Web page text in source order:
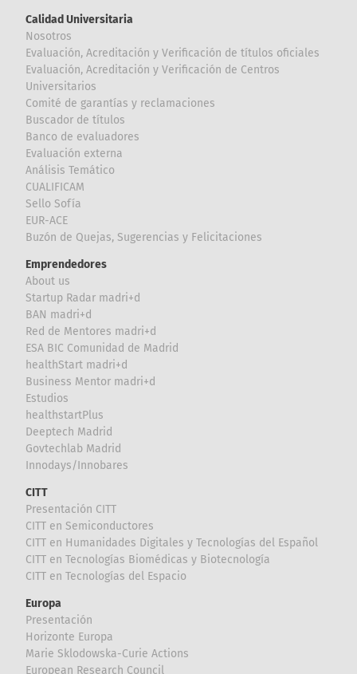
Calidad Universitaria
Nosotros
Evaluación, Acreditación y Verificación de títulos oficiales
Evaluación, Acreditación y Verificación de Centros
Universitarios
Comité de garantías y reclamaciones
Buscador de títulos
Banco de evaluadores
Evaluación externa
Análisis Temático
CUALIFICAM
Sello Sofía
EUR-ACE
Buzón de Quejas, Sugerencias y Felicitaciones
Emprendedores
About us
Startup Radar madri+d
BAN madri+d
Red de Mentores madri+d
ESA BIC Comunidad de Madrid
healthStart madri+d
Business Mentor madri+d
Estudios
healthstartPlus
Deeptech Madrid
Govtechlab Madrid
Innodays/Innobares
CITT
Presentación CITT
CITT en Semiconductores
CITT en Humanidades Digitales y Tecnologías del Español
CITT en Tecnologías Biomédicas y Biotecnología
CITT en Tecnologías del Espacio
Europa
Presentación
Horizonte Europa
Marie Sklodowska-Curie Actions
European Research Council